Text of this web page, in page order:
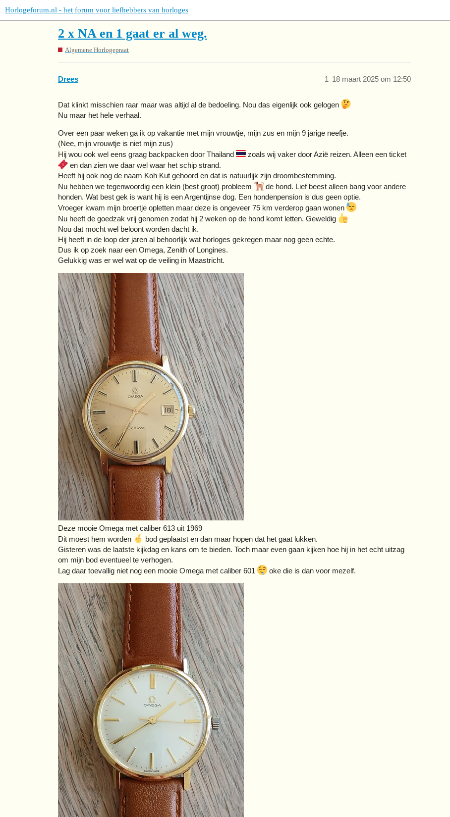
Horlogeforum.nl - het forum voor liefhebbers van horloges
2 x NA en 1 gaat er al weg.
Algemene Horlogepraat
Drees 18 maart 2025 om 12:50
1
Dat klinkt misschien raar maar was altijd al de bedoeling. Nou das eigenlijk ook gelogen
Nu maar het hele verhaal.
Over een paar weken ga ik op vakantie met mijn vrouwtje, mijn zus en mijn 9 jarige neefje.
(Nee, mijn vrouwtje is niet mijn zus)
Hij wou ook wel eens graag backpacken door Thailand
zoals wij vaker door Azië reizen. Alleen een ticket
en dan zien we daar wel waar het schip strand.
Heeft hij ook nog de naam Koh Kut gehoord en dat is natuurlijk zijn droombestemming.
Nu hebben we tegenwoordig een klein (best groot) probleem
de hond. Lief beest alleen bang voor andere
honden. Wat best gek is want hij is een Argentijnse dog. Een hondenpension is dus geen optie.
Vroeger kwam mijn broertje opletten maar deze is ongeveer 75 km verderop gaan wonen
Nu heeft de goedzak vrij genomen zodat hij 2 weken op de hond komt letten. Geweldig
Nou dat mocht wel beloont worden dacht ik.
Hij heeft in de loop der jaren al behoorlijk wat horloges gekregen maar nog geen echte.
Dus ik op zoek naar een Omega, Zenith of Longines.
Gelukkig was er wel wat op de veiling in Maastricht.
Deze mooie Omega met caliber 613 uit 1969
Dit moest hem worden
bod geplaatst en dan maar hopen dat het gaat lukken.
Gisteren was de laatste kijkdag en kans om te bieden. Toch maar even gaan kijken hoe hij in het echt uitzag
om mijn bod eventueel te verhogen.
Lag daar toevallig niet nog een mooie Omega met caliber 601
oke die is dan voor mezelf.